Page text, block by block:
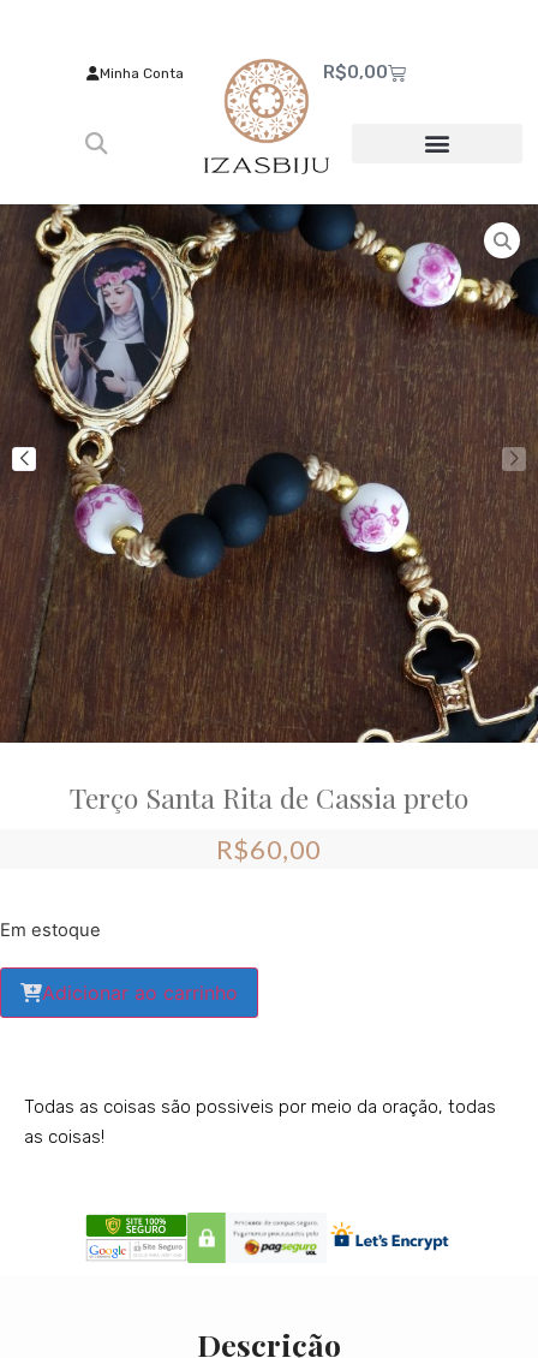
Minha Conta R$0,00
Terço Santa Rita de Cassia preto
R$60,00
Em estoque
Adicionar ao carrinho
Todas as coisas são possiveis por meio da oração, todas
as coisas!
Descrição